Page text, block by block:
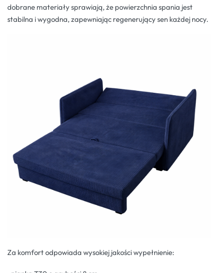
dobrane materiały sprawiają, że powierzchnia spania jest
stabilna i wygodna, zapewniając regenerujący sen każdej nocy.
Za komfort odpowiada wysokiej jakości wypełnienie: